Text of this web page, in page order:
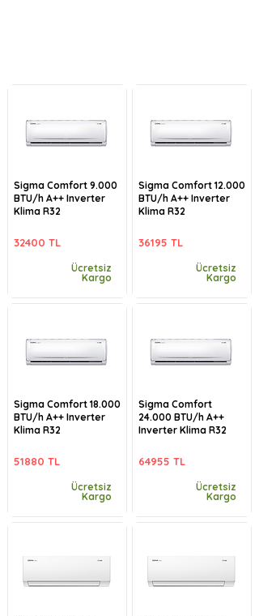
Sigma Comfort 9.000
BTU/h A++ Inverter
Klima R32
32400 TL
Ücretsiz
Kargo
Sigma Comfort 18.000
BTU/h A++ Inverter
Klima R32
51880 TL
Ücretsiz
Kargo
Sigma Comfort 12.000
BTU/h A++ Inverter
Klima R32
36195 TL
Ücretsiz
Kargo
Sigma Comfort
24.000 BTU/h A++
Inverter Klima R32
64955 TL
Ücretsiz
Kargo